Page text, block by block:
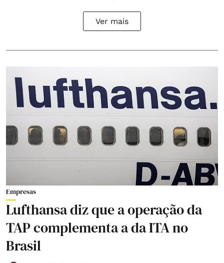
Ver mais
Empresas
Lufthansa diz que a operação da
TAP complementa a da ITA no
Brasil